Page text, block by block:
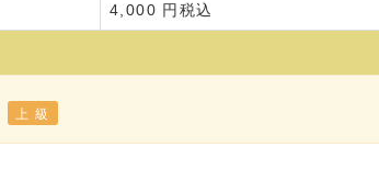
4,000 円税込
上 級